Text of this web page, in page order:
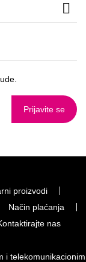

Prijavite se
proizvodi
Način plaćanja
nas
i telekomunikacionim